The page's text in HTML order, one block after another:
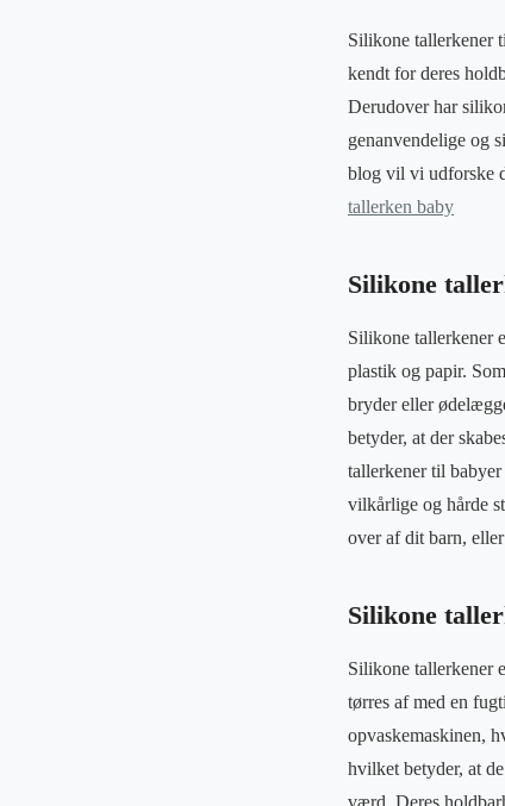
Silikone tallerkener
kendt for deres
Derudover har
genanvendelige og
blog vil vi udforske
tallerken baby
Silikone
Silikone tallerkener
plastik og papir.
bryder eller
betyder, at der
tallerkener til
vilkårlige og hårde
over af dit barn,
Silikone
Silikone tallerkener
tørres af med en
opvaskemaskinen,
hvilket betyder, at